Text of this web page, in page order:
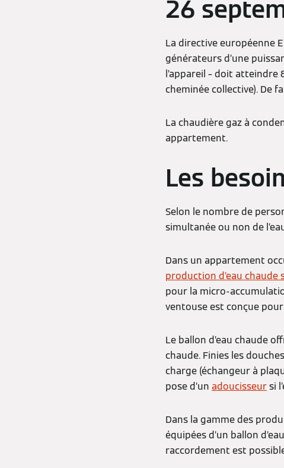
26
La directive européenne
générateurs d’une
l’appareil – doit
cheminée collective). De
La chaudière gaz à
appartement.
Les
Selon le nombre de
simultanée ou non de
Dans un appartement
production d’eau
pour la micro-
ventouse est conçue
Le ballon d’eau chaude
chaude. Finies les
charge (échangeur à
pose d’un adoucisseursi
Dans la gamme des
équipées d’un ballon
raccordement est